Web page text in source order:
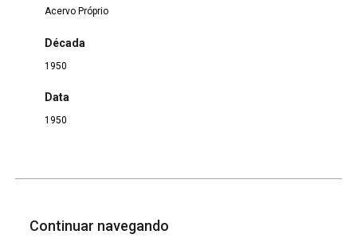
Acervo Próprio
Década
1950
Data
1950
Continuar navegando